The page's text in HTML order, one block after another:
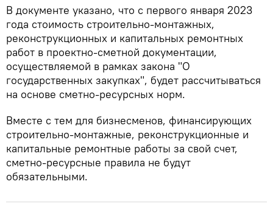
В документе указано, что с первого января 2023
года стоимость строительно-монтажных,
реконструкционных и капитальных ремонтных
работ в проектно-сметной документации,
осуществляемой в рамках закона "О
государственных закупках", будет рассчитываться
на основе сметно-ресурсных норм.
Вместе с тем для бизнесменов, финансирующих
строительно-монтажные, реконструкционные и
капитальные ремонтные работы за свой счет,
сметно-ресурсные правила не будут
обязательными.